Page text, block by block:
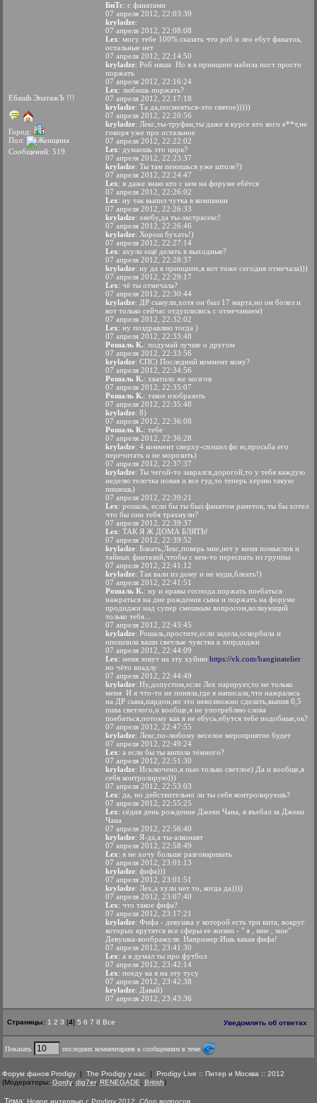
ЕбашЬ ЭпатажЪ !!!
Город:
Пол:
Сообщений: 519
БиТс: с фанатами
07 апреля 2012, 22:03:39
kryladze:
07 апреля 2012, 22:08:08
Lex: могу тебе 100% сказать что роб и лео ебут фанаток,
остальные нет
07 апреля 2012, 22:14:50
kryladze: Роб няша Но я в принципе набила пост просто
поржать
07 апреля 2012, 22:16:24
Lex: любишь поржать?
07 апреля 2012, 22:17:18
kryladze: Та да,посмеяться-это святое)))))
07 апреля 2012, 22:20:56
kryladze: Лекс,ты-труфан,ты даже в курсе кто кого е**т,не
говоря уже про остальное
07 апреля 2012, 22:22:02
Lex: думаешь это цирк?
07 апреля 2012, 22:23:37
kryladze: Ты там пенишься уже штоле?)
07 апреля 2012, 22:24:47
Lex: я даже знаю кто с кем на форуме ебётся
07 апреля 2012, 22:26:02
Lex: ну так выпил чутка в компании
07 апреля 2012, 22:26:33
kryladze: ояебу,да ты-экстрасекс!
07 апреля 2012, 22:26:46
kryladze: Хорош бухать!)
07 апреля 2012, 22:27:14
Lex: ахули ещё делать в выходные?
07 апреля 2012, 22:28:37
kryladze: ну да в принципе,я вот тоже сегодня отмечала)))
07 апреля 2012, 22:29:17
Lex: чё ты отмечала?
07 апреля 2012, 22:30:44
kryladze: ДР сынули,хотя он был 17 марта,но он болел и
вот только сейчас отдуплились с отмечанием)
07 апреля 2012, 22:32:02
Lex: ну поздравляю тогда )
07 апреля 2012, 22:33:48
Рошаль К.: подумай лучше о другом
07 апреля 2012, 22:33:56
kryladze: СПС) Последний коммент кому?
07 апреля 2012, 22:34:56
Рошаль К.: хватило же мозгов
07 апреля 2012, 22:35:07
Рошаль К.: такое изобразить
07 апреля 2012, 22:35:48
kryladze: 8)
07 апреля 2012, 22:36:08
Рошаль К.: тебе
07 апреля 2012, 22:36:28
kryladze: 4 коммент сверху-спэшэл фо ю,просьба его
перечитать и не морозить)
07 апреля 2012, 22:37:37
kryladze: Ты чегой-то заврался,дорогой,то у тебя каждую
неделю телочка новая и все гуд,то теперь херню такую
пишешь)
07 апреля 2012, 22:39:21
Lex: рошаль, если бы ты был фанатом ранеток, ты бы хотел
что бы они тебя трахнули?
07 апреля 2012, 22:39:37
Lex: ТАК Я Ж ДОМА БЛЯТЬ!
07 апреля 2012, 22:39:52
kryladze: Блеать,Лекс,поверь мне,нет у меня помыслов и
тайных фантазий,чтобы с кем-то переспать из группы
07 апреля 2012, 22:41:12
kryladze: Так вали из дому и не нуди,блеать!)
07 апреля 2012, 22:41:51
Рошаль К.: ну и нравы господа.поржать поебаться
нажраться на дне рождения сына и поржать на форуме
продиджи над супер смешным вопросом,волнующий
только тебя...
07 апреля 2012, 22:43:45
kryladze: Рошаль,простите,если задела,оскорбила и
опошлила ваши светлые чувства к зэпрдиджи
07 апреля 2012, 22:44:09
Lex: меня зовут на эту хуйню https://vk.com/banginatelier
но чёто впадлу
07 апреля 2012, 22:44:49
kryladze: Ну,допустим,если Лех парирует,то не только
меня И я что-то не поняла,где я написала,что нажралась
на ДР сына,пардон,но это невозможно сделать,выпив 0,5
пива светлого,и вообще,я не употребляю слова
поебаться,потому как я не ебусь,ебутся тебе подобные,ок?
07 апреля 2012, 22:47:55
kryladze: Лекс,по-любому веселое мероприятие будет
07 апреля 2012, 22:49:24
Lex: а если бы ты випила тёмного?
07 апреля 2012, 22:51:30
kryladze: Исключено,я пью только светлое) Да и вообще,я
себя контролирую)))
07 апреля 2012, 22:53:03
Lex: да, но действительно ли ты себя контролируешь?
07 апреля 2012, 22:55:25
Lex: сёдня день рождение Джеки Чана, я въебал за Джеки
Чана
07 апреля 2012, 22:56:40
kryladze: Я-да,а ты-алконавт
07 апреля 2012, 22:58:49
Lex: я не хочу больше разговаривать
07 апреля 2012, 23:01:13
kryladze: фифа)))
07 апреля 2012, 23:01:51
kryladze: Лех,а хули нет то, когда да))))
07 апреля 2012, 23:07:40
Lex: что такое фифа?
07 апреля 2012, 23:17:21
kryladze: Фифа - девушка у которой есть три кита, вокруг
которых крутятся все сферы ее жизни - " я , мне , мое"
Девушка-воображуля. Например:Ишь какая фифа!
07 апреля 2012, 23:41:30
Lex: а я думал ты про футбол
07 апреля 2012, 23:42:14
Lex: поеду ка я на эту тусу
07 апреля 2012, 23:42:38
kryladze: Давай)
07 апреля 2012, 23:43:36
Страницы: 1 2 3 [4] 5 6 7 8 Все Уведомлять об ответах
Показать последних комментариев к сообщениям в теме
Форум фанов Prodigy | The Prodigy у нас | Prodigy Live :: Питер и Москва :: 2012
(Модераторы: Gordy, dig7er, RENEGADE British)
Тема: Новое интервью с Prodigy 2012. Сбор вопросов.